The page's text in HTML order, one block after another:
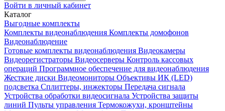
Войти в личный кабинет
Каталог
Выгодные комплекты
Комплекты видеонаблюдения Комплекты домофонов
Видеонаблюдение
Готовые комплекты видеонаблюдения Видеокамеры
Видеорегистраторы Видеосерверы Контроль кассовых
операций Программное обеспечение для видеонаблюдения
Жесткие диски Видеомониторы Объективы ИК (LED)
подсветка Сплиттеры, инжекторы Передача сигнала
Устройства обработки видеосигнала Устройства защиты
линий Пульты управления Термокожухи, кронштейны